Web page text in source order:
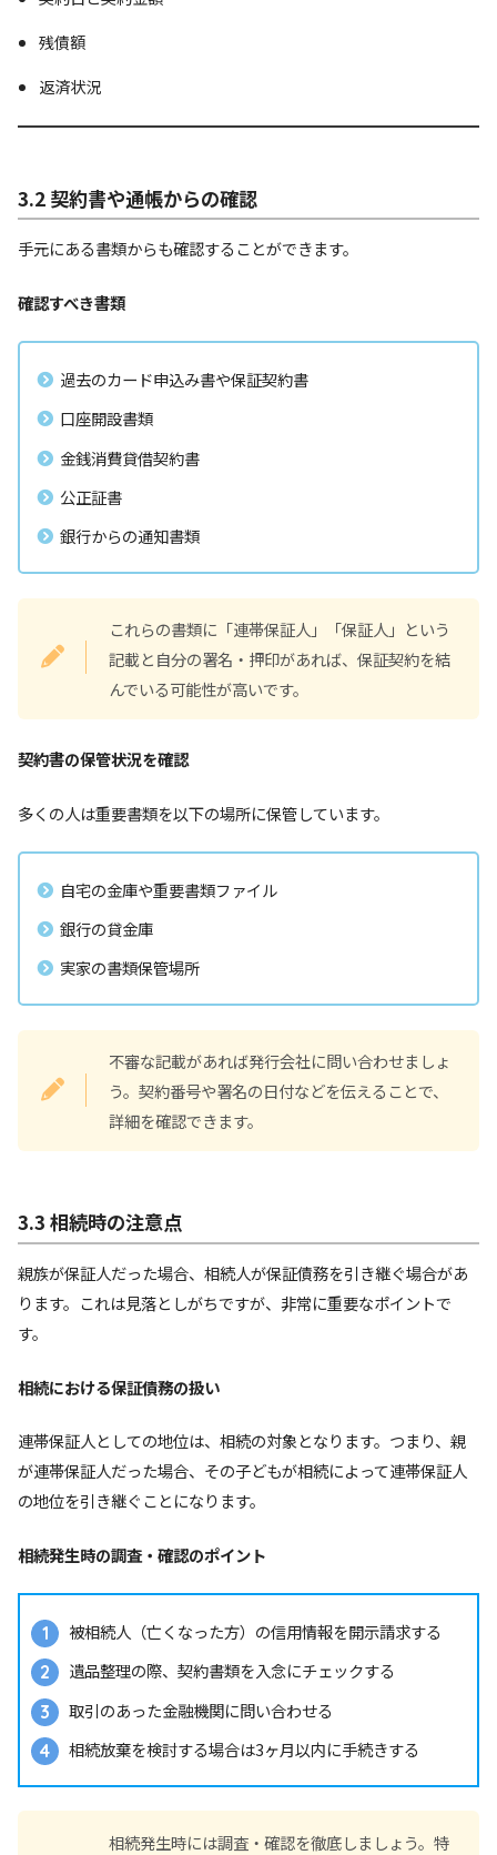
残債額
返済状況
3.2 契約書や通帳からの確認
手元にある書類からも確認することができます。
確認すべき書類
過去のカード申込み書や保証契約書
口座開設書類
金銭消費貸借契約書
公正証書
銀行からの通知書類
これらの書類に「連帯保証人」「保証人」という
記載と自分の署名・押印があれば、保証契約を結
んでいる可能性が高いです。
契約書の保管状況を確認
多くの人は重要書類を以下の場所に保管しています。
自宅の金庫や重要書類ファイル
銀行の貸金庫
実家の書類保管場所
不審な記載があれば発行会社に問い合わせましょ
う。契約番号や署名の日付などを伝えることで、
詳細を確認できます。
3.3 相続時の注意点
親族が保証人だった場合、相続人が保証債務を引き継ぐ場合があ
ります。これは見落としがちですが、非常に重要なポイントで
す。
相続における保証債務の扱い
連帯保証人としての地位は、相続の対象となります。つまり、親
が連帯保証人だった場合、その子どもが相続によって連帯保証人
の地位を引き継ぐことになります。
相続発生時の調査・確認のポイント
被相続人（亡くなった方）の信用情報を開示請求する
遺品整理の際、契約書類を入念にチェックする
取引のあった金融機関に問い合わせる
相続放棄を検討する場合は3ヶ月以内に手続きする
相続発生時には調査・確認を徹底しましょう。特